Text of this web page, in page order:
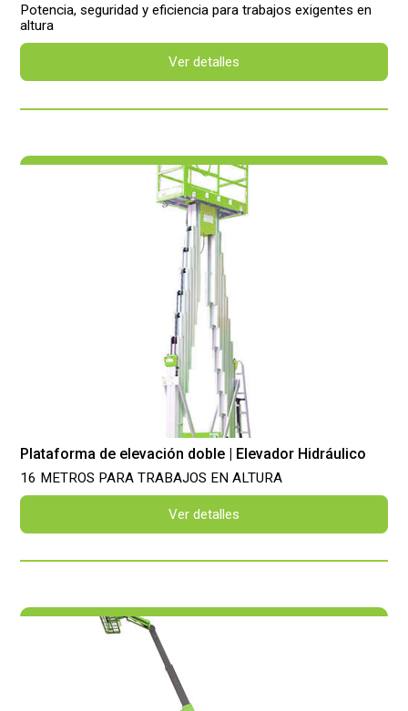
Potencia, seguridad y eficiencia para trabajos exigentes en
altura
Ver detalles
Plataforma de elevación doble | Elevador Hidráulico
16 METROS PARA TRABAJOS EN ALTURA
Ver detalles